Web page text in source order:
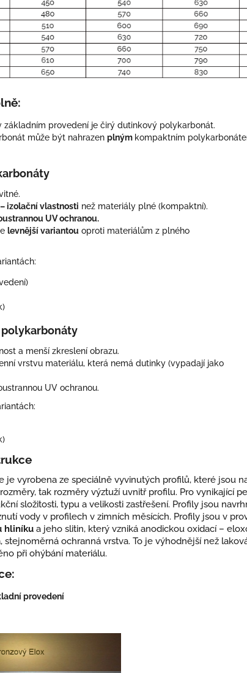
základním provedení je čirý dutinkový polykarbonát.
může být nahrazen plným kompaktním
izolační vlastnosti než materiály plné (kompaktní).
UV ochranou.
levnější variantou oproti materiálům z plného
a menší zkreslení obrazu.
vrstvu materiálu, která nemá dutinky (vypadají jako
UV ochranou.
je vyrobena ze speciálně vyvinutých profilů, které jsou
tak rozměry výztuží uvnitř profilu. Pro vynikající
složitosti, typu a velikosti zastřešení. Profily jsou
vody v profilech v zimních měsících. Profily jsou v
hliníku a jeho slitin, který vzniká anodickou oxidací –
stejnoměrná ochranná vrstva. To je výhodnější než
při ohýbání materiálu.
provedení